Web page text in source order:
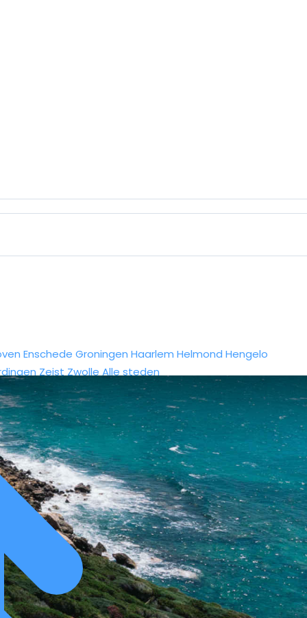
Enschede Groningen Haarlem Helmond Hengelo
Zeist Zwolle Alle steden